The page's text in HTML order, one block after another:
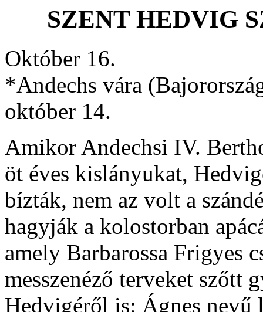
SZENT HEDVIG
Október 16.
*Andechs vára
október 14.
Amikor Andechsi IV.
öt éves kislányukat,
bízták, nem az volt a
hagyják a kolostorban
amely Barbarossa Frigyes
messzenéző terveket szőtt
Hedvigéről is: Ágnes nevű